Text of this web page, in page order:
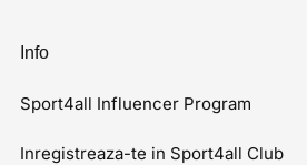
Info
Sport4all Influencer Program
Inregistreaza-te in Sport4all Club